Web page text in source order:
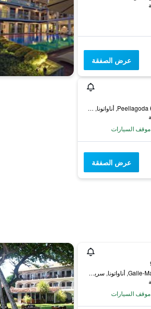
عرض الصفقة
Peellagoda 6°00'38.5"N 80°15'05.7"E, أناواتونا, سريلانكا
موقف السيارات
عرض الصفقة
776/1 Galle-Matara Coastal Road, أناواتونا, سريلانكا
موقف السيارات